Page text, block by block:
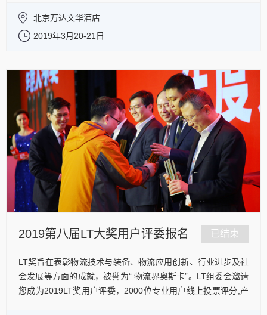
北京万达文华酒店
2019年3月20-21日
2019第八届LT大奖用户评委报名 已结束
LT奖旨在表彰物流技术与装备、物流应用创新、行业进步及社
会发展等方面的成就，被誉为“ 物流界奥斯卡”。LT组委会邀请
您成为2019LT奖用户评委，2000位专业用户线上投票评分,产